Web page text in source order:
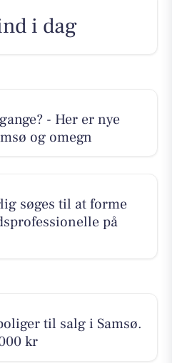
i dag
- Her er nye
og omegn
søges til at forme
på
til salg i Samsø.
kr